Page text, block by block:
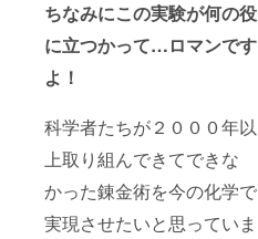
ちなみにこの実験が何の役
に立つかって…ロマンです
よ！
科学者たちが２０００年以
上取り組んできてできな
かった錬金術を今の化学で
実現させたいと思っていま